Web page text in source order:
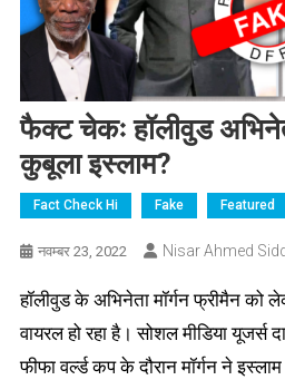
फैक्ट चेकः हॉलीवुड
कुबूला इस्लाम?
Fact Check Hi Fake Featured
नवम्बर 23, 2022 Nisar Ahmed
हॉलीवुड के अभिनेता मॉर्गन फ्रीमैन को
वायरल हो रहा है। सोशल मीडिया यूजर्स
फीफा वर्ल्ड कप के दौरान मॉर्गन ने